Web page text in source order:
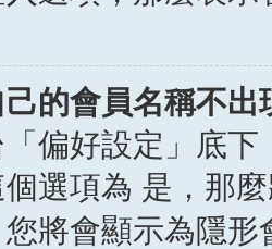
的會員名稱不
偏好設定」底
選項為 是 ，那
將會顯示為隱形